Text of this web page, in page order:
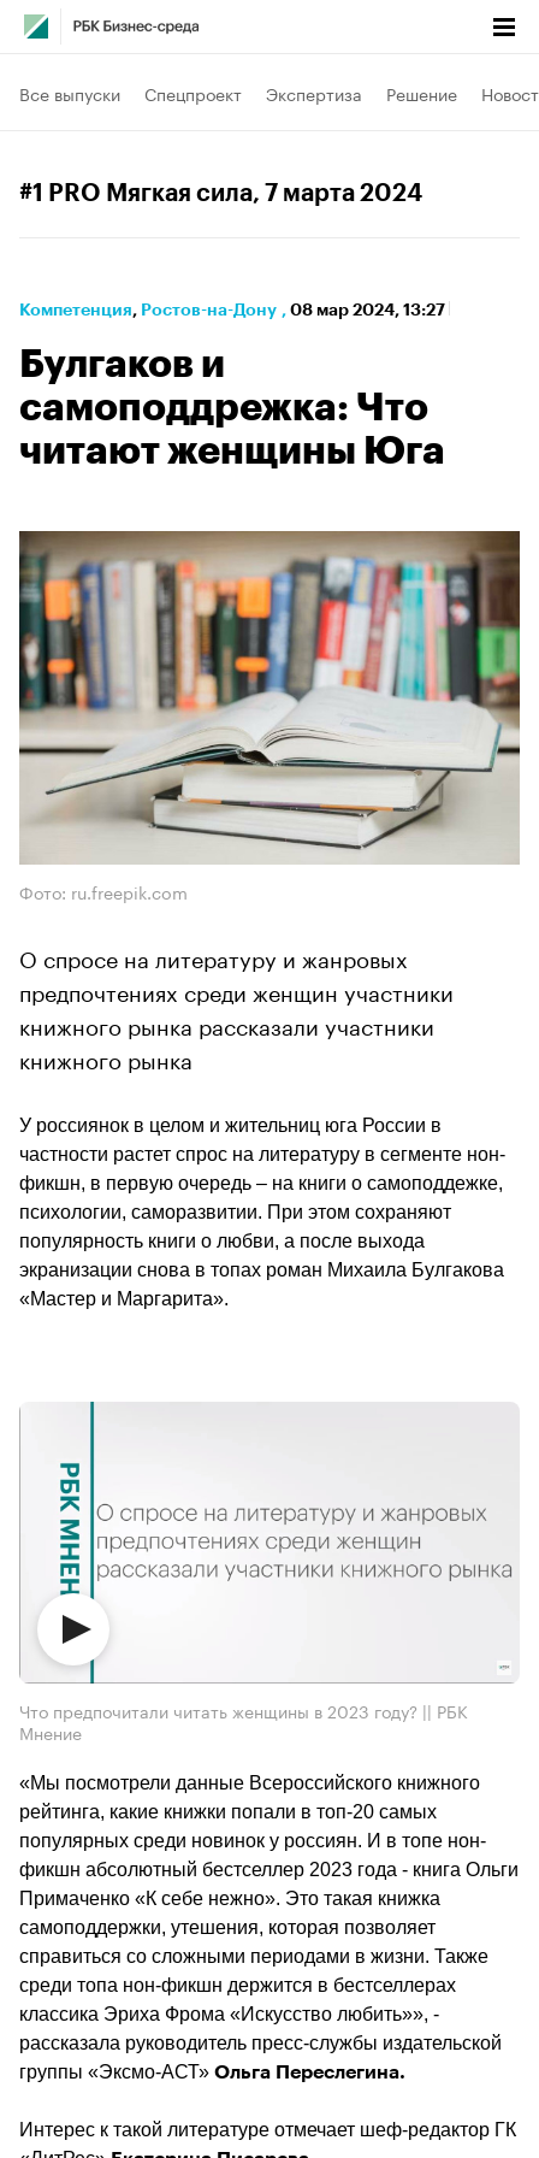
Все выпуски Спецпроект Экспертиза Решение
#1 PRO Мягкая сила, 7 марта 2024
Компетенция⁠, Ростов-на-Дону , 08 мар 2024, 13:27
Булгаков и
самоподдрежка: Что
читают женщины Юга
Фото: ru.freepik.com
О спросе на литературу и жанровых
предпочтениях среди женщин участники
книжного рынка рассказали участники
книжного рынка
У россиянок в целом и жительниц юга России в
частности растет спрос на литературу в сегменте нон-
фикшн, в первую очередь – на книги о самоподдежке,
психологии, саморазвитии. При этом сохраняют
популярность книги о любви, а после выхода
экранизации снова в топах роман Михаила Булгакова
«Мастер и Маргарита».
Что предпочитали читать женщины в 2023 году? || РБК
Мнение
«Мы посмотрели данные Всероссийского книжного
рейтинга, какие книжки попали в топ-20 самых
популярных среди новинок у россиян. И в топе нон-
фикшн абсолютный бестселлер 2023 года - книга Ольги
Примаченко «К себе нежно». Это такая книжка
самоподдержки, утешения, которая позволяет
справиться со сложными периодами в жизни. Также
среди топа нон-фикшн держится в бестселлерах
классика Эриха Фрома «Искусство любить»», -
рассказала руководитель пресс-службы издательской
группы «Эксмо-АСТ» Ольга Переслегина.
Интерес к такой литературе отмечает шеф-редактор ГК